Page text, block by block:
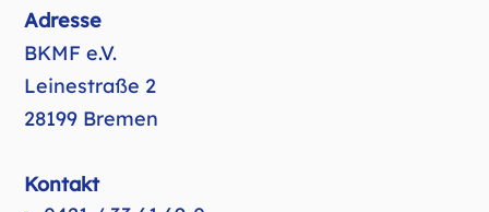
Adresse
BKMF e.V.
Leinestraße 2
28199 Bremen
Kontakt